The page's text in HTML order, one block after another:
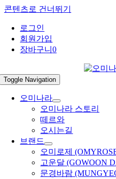
콘텐츠로 건너뛰기
로그인
회원가입
장바구니0
Toggle Navigation
오미나라
오미나라 스토리
떼르와
오시는길
브랜드
오미로제
고운달 (GOWOON
문경바람